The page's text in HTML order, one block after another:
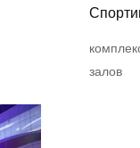
залов